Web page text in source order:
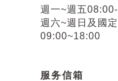
週一~週五
週六~週日及國
09:00~18:00
服务信箱